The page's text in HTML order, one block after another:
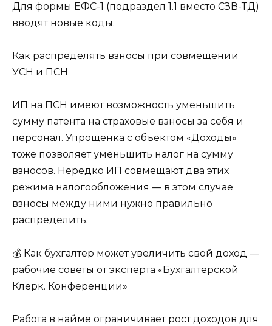
Для формы ЕФС-1 (подраздел 1.1 вместо СЗВ-ТД)
вводят новые коды.
Как распределять взносы при совмещении
УСН и ПСН
ИП на ПСН имеют возможность уменьшить
сумму патента на страховые взносы за себя и
персонал. Упрощенка с объектом «Доходы»
тоже позволяет уменьшить налог на сумму
взносов. Нередко ИП совмещают два этих
режима налогообложения — в этом случае
взносы между ними нужно правильно
распределить.
💰 Как бухгалтер может увеличить свой доход —
рабочие советы от эксперта «Бухгалтерской
Клерк. Конференции»
Работа в найме ограничивает рост доходов для